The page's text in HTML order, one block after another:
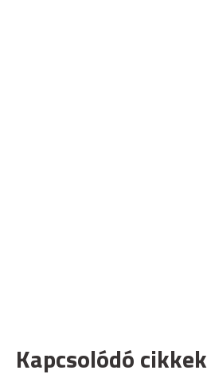
Kapcsolódó cikkek